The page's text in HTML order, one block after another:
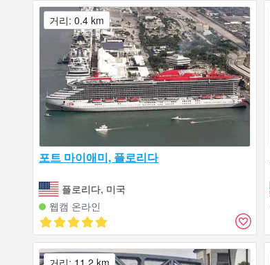
포트 마이애미, 플로리다
플로리다, 미국
웹캠 온라인
거리: 0.4 km